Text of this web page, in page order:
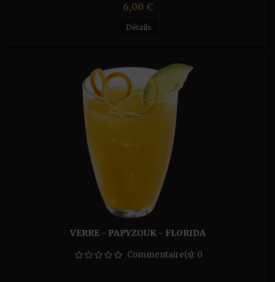
Prix
6,00 €
Détails
VERRE - PAPYZOUK - FLORIDA
Commentaire(s): 0